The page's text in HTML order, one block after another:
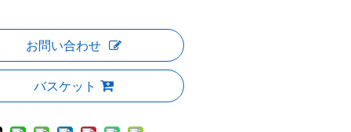
お問い合わせ
バスケット